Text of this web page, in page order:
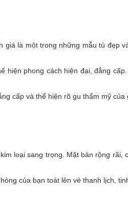
giá là một trong những mẫu tủ đẹp
hiện phong cách hiện đại, đẳng
cấp và thể hiện rõ gu thẩm mỹ của
loại sang trọng. Mặt bàn rộng rãi,
của bạn toát lên vẻ thanh lịch,